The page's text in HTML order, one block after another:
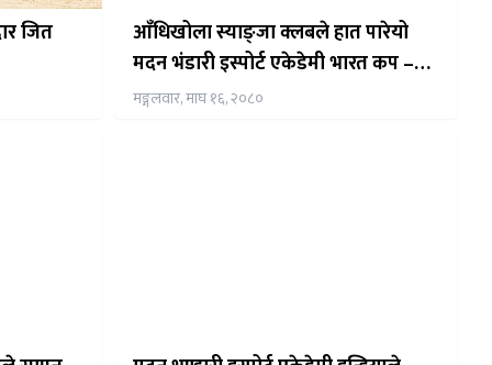
जित
आँधिखोला स्याङ्जा क्लबले हात पारेयो
मदन भंडारी इस्पोर्ट एकेडेमी भारत कप –
२०२४को उपाधि
मङ्गलवार, माघ १६, २०८०